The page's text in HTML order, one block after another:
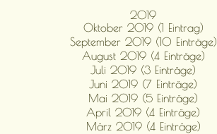
2019
Oktober 2019 (1 Eintrag)
September 2019 (10 Einträge)
August 2019 (4 Einträge)
Juli 2019 (3 Einträge)
Juni 2019 (7 Einträge)
Mai 2019 (5 Einträge)
April 2019 (4 Einträge)
März 2019 (4 Einträge)